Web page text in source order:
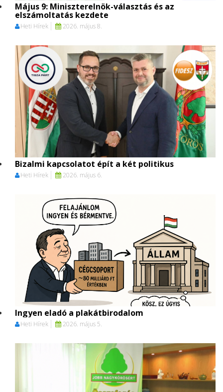
Május 9: Miniszterelnök-választás és az
elszámoltatás kezdete
Heti Hírek 2026. május 8.
Bizalmi kapcsolatot épít a két politikus
Heti Hírek 2026. május 6.
Ingyen eladó a plakátbirodalom
Heti Hírek 2026. május 5.